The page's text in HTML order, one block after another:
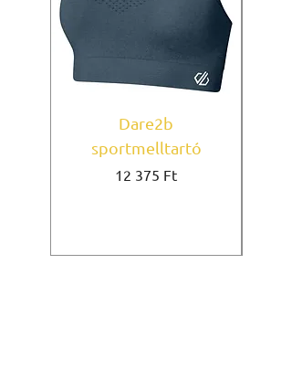
Dare2b
sportmelltartó
Ár
12 375 Ft